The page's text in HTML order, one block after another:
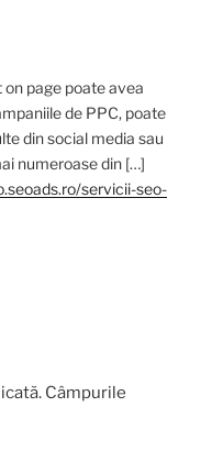
page poate avea
de PPC, poate
din social media sau
numeroase din […]
servicii-seo-
Câmpurile